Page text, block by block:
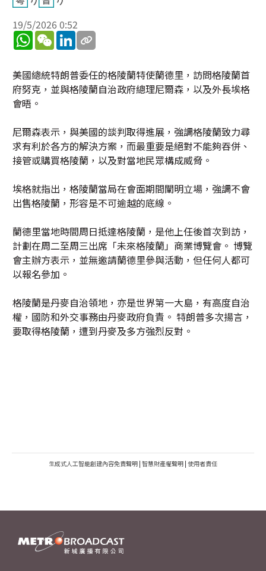
19/5/2026 0:52
WhatsApp
WeChatLinkedIn
美國總統特朗普委任的格陵蘭特使蘭德里，訪問格陵蘭首
府努克，並與格陵蘭自治政府總理尼爾森，以及外長埃格
會晤。
尼爾森表示，與美國的談判取得進展，強調格陵蘭致力尋
求有利於各方的解決方案，而最重要是絕對不能夠吞併、
接管或購買格陵蘭，以及對當地民眾構成威脅。
埃格就指出，格陵蘭當局在會面期間闡明立場，強調不會
出售格陵蘭，形容是不可逾越的底線。
蘭德里當地時間周日抵達格陵蘭，是他上任後首次到訪，
計劃在周二至周三出席「未來格陵蘭」商業博覽會。 博覽
會主辦方表示，並無邀請蘭德里參與活動，但任何人都可
以報名參加。
格陵蘭是丹麥自治領地，亦是世界第一大島，有高度自治
權，國防和外交事務由丹麥政府負責。 特朗普多次揚言，
要取得格陵蘭，遭到丹麥及多方強烈反對。
生成式人工智能創建內容免責聲明 | 智慧財產權聲明 | 使用者責任